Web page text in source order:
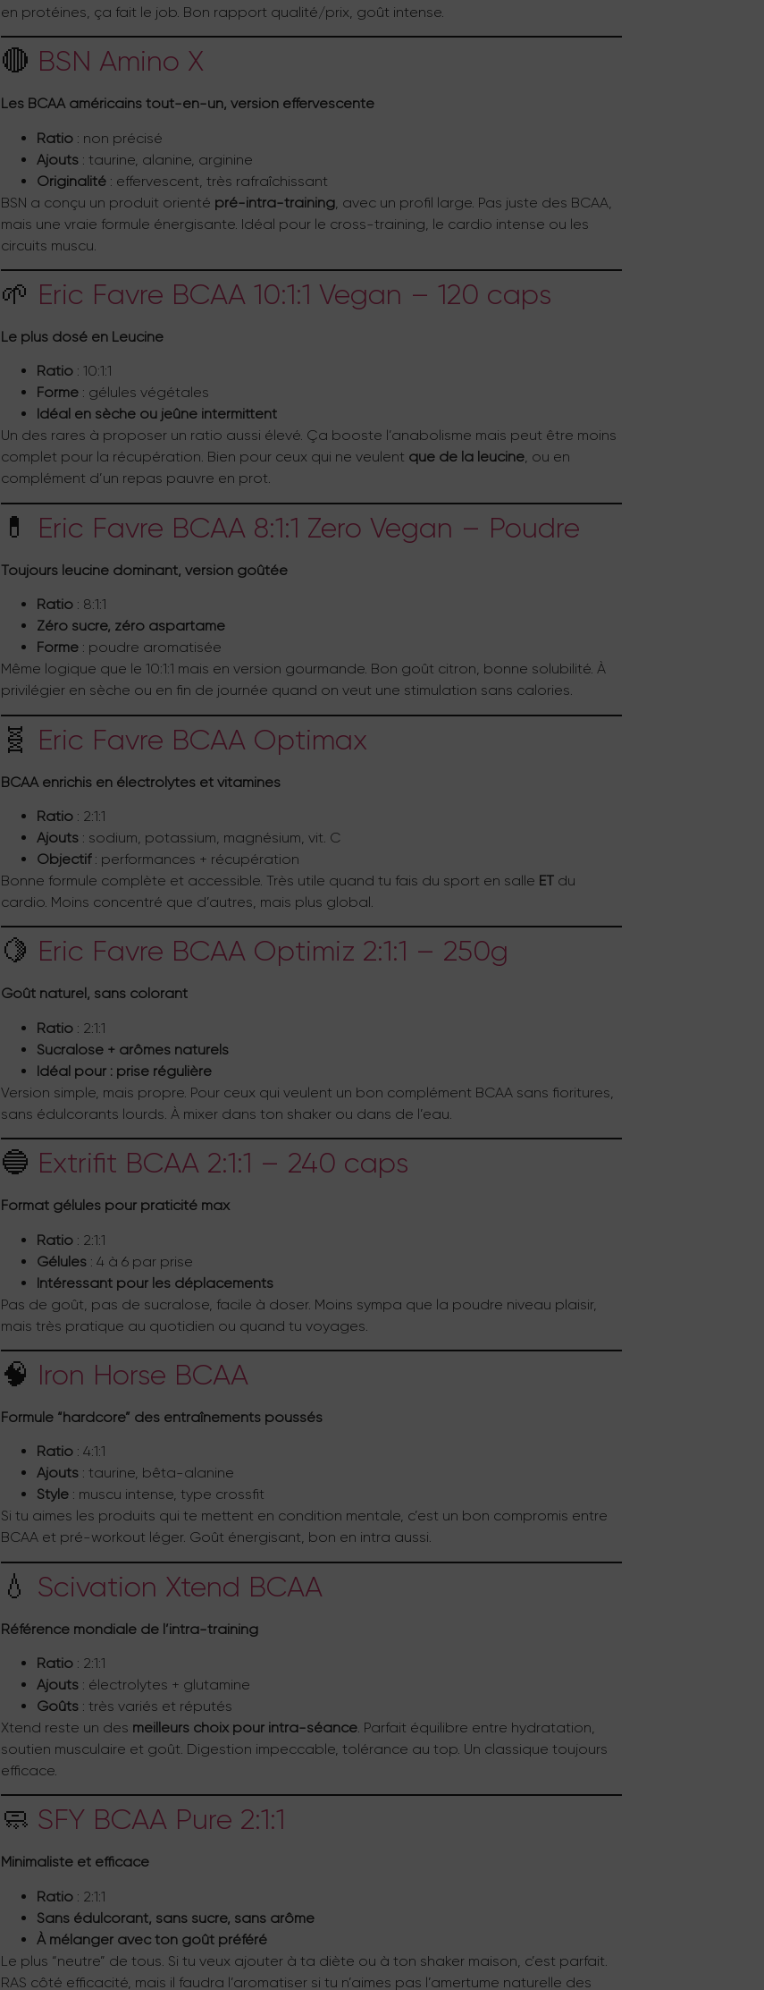
en protéines, ça fait le job. Bon rapport qualité/prix, goût intense.
🔴 BSN Amino X
Les BCAA américains tout-en-un, version effervescente
Ratio : non précisé
Ajouts : taurine, alanine, arginine
Originalité : effervescent, très rafraîchissant
BSN a conçu un produit orienté pré-intra-training , avec un profil large. Pas juste des BCAA,
mais une vraie formule énergisante. Idéal pour le cross-training, le cardio intense ou les
circuits muscu.
🌱 Eric Favre BCAA 10:1:1 Vegan – 120 caps
Le plus dosé en Leucine
Ratio : 10:1:1
Forme : gélules végétales
Idéal en sèche ou jeûne intermittent
Un des rares à proposer un ratio aussi élevé. Ça booste l’anabolisme mais peut être moins
complet pour la récupération. Bien pour ceux qui ne veulent que de la leucine, ou en
complément d’un repas pauvre en prot.
💊 Eric Favre BCAA 8:1:1 Zero Vegan – Poudre
Toujours leucine dominant, version goûtée
Ratio : 8:1:1
Zéro sucre, zéro aspartame
Forme : poudre aromatisée
Même logique que le 10:1:1 mais en version gourmande. Bon goût citron, bonne solubilité. À
privilégier en sèche ou en fin de journée quand on veut une stimulation sans calories.
🧬 Eric Favre BCAA Optimax
BCAA enrichis en électrolytes et vitamines
Ratio : 2:1:1
Ajouts : sodium, potassium, magnésium, vit. C
Objectif: performances + récupération
Bonne formule complète et accessible. Très utile quand tu fais du sport en salle ET du
cardio. Moins concentré que d’autres, mais plus global.
🍋 Eric Favre BCAA Optimiz 2:1:1 – 250g
Goût naturel, sans colorant
Ratio : 2:1:1
Sucralose + arômes naturels
Idéal pour : prise régulière
Version simple, mais propre. Pour ceux qui veulent un bon complément BCAA sans fioritures,
sans édulcorants lourds. À mixer dans ton shaker ou dans de l’eau.
🔵 Extrifit BCAA 2:1:1 – 240 caps
Format gélules pour praticité max
Ratio : 2:1:1
Gélules : 4 à 6 par prise
Intéressant pour les déplacements
Pas de goût, pas de sucralose, facile à doser. Moins sympa que la poudre niveau plaisir,
mais très pratique au quotidien ou quand tu voyages.
🧠 Iron Horse BCAA
Formule “hardcore” des entraînements poussés
Ratio : 4:1:1
Ajouts : taurine, bêta-alanine
Style : muscu intense, type crossfit
Si tu aimes les produits qui te mettent en condition mentale, c’est un bon compromis entre
BCAA et pré-workout léger. Goût énergisant, bon en intra aussi.
💧 Scivation Xtend BCAA
Référence mondiale de l’intra-training
Ratio : 2:1:1
Ajouts : électrolytes + glutamine
Goûts : très variés et réputés
Xtend reste un des meilleurs choix pour intra-séance. Parfait équilibre entre hydratation,
soutien musculaire et goût. Digestion impeccable, tolérance au top. Un classique toujours
efficace.
🧼 SFY BCAA Pure 2:1:1
Minimaliste et efficace
Ratio : 2:1:1
Sans édulcorant, sans sucre, sans arôme
À mélanger avec ton goût préféré
Le plus “neutre” de tous. Si tu veux ajouter à ta diète ou à ton shaker maison, c’est parfait.
RAS côté efficacité, mais il faudra l’aromatiser si tu n’aimes pas l’amertume naturelle des